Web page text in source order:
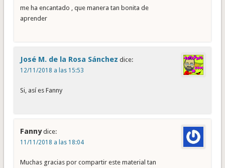
me ha encantado , que manera tan bonita de
aprender
José M. de la Rosa Sánchez dice:
12/11/2018 a las 15:53
Si, así es Fanny
Fanny dice:
11/11/2018 a las 18:04
Muchas gracias por compartir este material tan